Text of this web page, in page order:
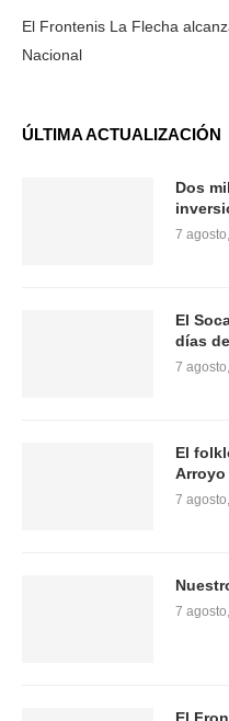
El Frontenis La Flecha
Nacional
ÚLTIMA ACTUALIZACIÓN
Dos
7
El
días
7
El
Arroyo
7
7